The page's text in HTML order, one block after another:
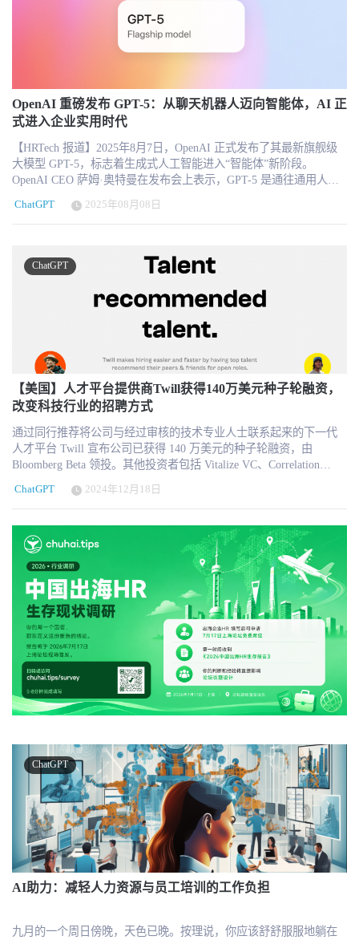
员工的就业表现明显弱于资深员工。22至25岁员工在相关职业中的
就业增长，相对于低AI暴露职业下降约13%。 这意味着AI对劳动力
市场最早产生的影响，可能不是大规模裁撤现有员工，而是减少企
行业知识和判断能力。随着这些任务被AI辅助或部分自动化，企业
可能不再需要同样数量的初级员工。 这一变化会带来一个长期的人
才供应问题。如果企业只保留需要经验和判断能力的高级岗位，却
不断削减用于培养人才的初级岗位，未来可能出现资深人才不足、
内部继任断层和管理人才供应下降。 因此，AI时代的初级岗位不应
该只是被简单取消，而需要被重新设计。企业需要让年轻员工更早
决，避免其工作长期停留在最容易自动化的任务层面。 为什么AI采
用企业反而增长得更快？ 与高AI暴露职业需求下降同时发生的，是
integrator相关岗位，识别已经开始将生成式AI整合进业务流程的企
业。研究显示，自2022年10月以来，这些AI采用企业的员工规模增
长，比未采用企业高出27%。其中，高级岗位增长31%，初级岗位增
求，同时帮助企业扩大整体业务规模。企业通过自动化重复工作、
加快产品开发、提高客户服务效率或扩大数据处理能力，可能释放
出新的业务需求，进而增加销售、产品、管理、工程和客户成功等
岗位。 换句话说，AI减少的可能是完成某项工作的单位人力需求，
而不是企业整体的增长能力。一个部门可能因为AI减少部分基础岗
位，但企业整体却因为生产率提升而进入新的市场，并增加其他岗
位。 不过，27%不能直接理解为采用AI必然会使员工规模增长
27%。Revelio Labs也明确指出，AI采用企业在正式采用AI之前通常
已经增长得更快。这些企业可能本身拥有更好的资本条件、技术能
力、管理体系和业务增长速度。因此，这一结果反映的是两类企业
之间的增长差距，而不是已经被完全证明的AI因果效应。 AI改变工
作内容的速度，可能快于改变岗位数量 Revelio Labs首期Tracker最有
价值的判断，并不是哪个岗位会消失，而是AI正在快速改变岗位内
部的工作内容。 传统劳动力市场分析通常关注职位数量、失业率、
岗位名称和职业分布。但一个岗位本身就是多项工作活动的组合。
即使企业没有取消“市场分析师”“招聘顾问”或“财务分析师”等职位，
也可以重新分配这些岗位内部的任务。 例如，一名分析师可能减少
数据录入、资料搜集、基础制表和报告初稿工作，转而增加AI结果
审核、异常判断、业务解释和管理层沟通。一名招聘人员可能减少
简历初步整理，却需要投入更多时间进行候选人验证、能力判断、
关系维护和招聘流程设计。 Revelio Labs建立的工作活动差异指数显
示，2026年6月，美国经济中按员工规模加权的工作活动组合同比变
化达到8.4个百分点。更值得关注的是，大部分变化发生在同一职业
内部，而不是因为企业从一种职业大规模转向另一种职业。 这也解
释了为什么一些基于整体就业和职业分布的研究，尚未观察到明显
间的关系，AI使用指标也没有表现出与就业或失业变化之间的明确
联系。 两项研究并不一定相互矛盾。Yale University更关注宏观就业
和职业结构是否已经发生明显变化，而Revelio Labs进一步观察岗位
内部的任务构成。宏观岗位数量可能相对稳定，但岗位内部的工作
方式已经发生快速改变。 正如Revelio Labs Chief Economist Lisa
Simon所概括的那样，AI正在自动化部分工作，但尚未自动化完整岗
位；工作内容正在快速改变，而大部分变化发生在现有职业内部。
AI也可能正在降低传统招聘信号的有效性 AI不仅改变企业招聘什么
样的人，也正在改变求职者如何参与招聘。 Tracker数据显示，企业
目前平均需要发布5.05个招聘职位，才能对应一次可观察到的外部招
续六年下降。 这一趋势早于ChatGPT出现，因此不能全部归因于生
创公司专注打造更强大的工具，而 Atheni 专注培养更优秀的 AI 用
户。” 联合创始人 Mackenzie Howe 表示，企业 AI 应用的核心瓶颈不
量化 AI 应用成效、明确价值转化路径，精准解决行业痛点：企业难
以衡量 AI 投入回报率（ROI），助力组织实现 AI 投资的可量化、
可追溯、可优化。 资本加码加速扩张，抢占 AI 赋能黄金赛道 随着
生成式 AI 技术快速普及，企业 AI 应用进入 “深水区”，但多数员工
仍停留在 AI 基础任务使用阶段，AI 生产力潜力未充分释放。Atheni
的差异化定位 ——“工具嵌入 + 能力培养 + 价值量化”，精准契合市
场需求，在快速扩张的企业 AI 赋能赛道中占据先发优势。 本轮融
资后，Atheni 将加速推进 Atheni Accelerator 平台迭代，深化与现有
态。
聘系统普遍面临的结构性问题。首先，AI招聘平台天然依赖大量外
部组件，包括模型接口、中间层工具和API调用，这使得系统不再是
传统意义上的“封闭HR系统”，而是一个高度开放的技术网络。一旦
某个环节（例如开源组件）出现漏洞，风险就会沿着调用链迅速扩
显著提高。相比传统ATS仅存储简历信息，AI平台往往整合视频面试
数据、评估标签、行为分析结果等更高价值的数据资产。这类数据
不仅敏感程度更高，而且结构更复杂，一旦泄露，其影响远超传统
用、每一次数据传输、每一个API接口，都是潜在的攻击入口。这意
味着，AI并不是简单叠加在HR系统之上，而是从根本上改变了系统
的风险结构。 HR自建AI工具：效率背后的合规与安全盲区 与
Mercor事件几乎同步发生的，是HR领域快速兴起的“自建工具”趋
在操作层面看似高效，但在法律与合规层面却存在明显风险。 最直
平台时，数据是否获得授权、是否跨境传输、是否被用于模型训
下，这种未经明确授权的数据使用，很可能已经构成违规。其次，
与候选人筛选或排序，企业需要具备解释其决策逻辑的能力，而
“vibe coding”生成的工具通常缺乏可审计性，这在法律争议中将成为
重大风险点。 更关键的是，很多HR忽略了一个根本差异：原型工具
与企业级系统之间存在本质鸿沟。一个可以快速运行的脚本，并不
等同于一个可以长期稳定、安全、合规运行的生产系统。企业级系
统必须具备安全性、稳定性、权限控制、审计能力等一整套机制，
而这些恰恰是“自建工具”最容易缺失的部分。 从工具使用者到风险
承担者：HR角色的结构性变化 这两类现象叠加后，实际上揭示了
HR职能的一个重要转变。过去，HR主要是流程与人员管理的执行
化决策，都在扩展HR的责任边界。 问题在于，大多数HR团队并未
为这种转变做好准备。缺乏对数据流的理解、不熟悉API调用逻辑、
不了解第三方工具的合规边界，使得HR在拥有更多技术能力的同
时，也暴露在更高的风险之中。这种“能力未匹配责任”的状态，使
AI在HR场景中的应用呈现出一种典型的失衡：工具能力迅速提升，
但治理能力严重滞后。 行业拐点：效率导向正在让位于治理能力 当
前HRTech行业普遍强调AI带来的效率提升，但Mercor事件以及围绕
“自建工具”的争议，正在推动行业进入一个新的阶段。未来的竞争不
再仅仅取决于谁用AI更多，而在于谁能够建立清晰的数据边界与治
理体系。企业需要回答的不只是“能否用AI提升效率”，而是“在什么
范围内使用AI是安全且合规的”。 这意味着，HRTech产品与HR团队
本身，都需要从“工具导向”转向“治理导向”。包括建立数据使用规
以及引入必要的审计与安全机制。这些能力将成为下一阶段HR数字
化转型的核心竞争力。 从风险暴露到能力建设：RAIHR正在成为行
业共识 如果说 Mercor 事件揭示的是“风险已经发生”，那么当前HR
领域更需要面对的问题是：我们是否具备管理这些风险的能力。 早
在2024年，HRTechChina 就已经开始持续呼吁行业正视这一变化，并
正式发起了“RAIHR（Responsible AI in HR）”倡议，尝试为HR在AI
时代建立一套清晰的能力框架与实践边界。该倡议的核心，并不是
讨论“是否使用AI”，而是回答一个更关键的问题：在使用AI的过程
中，HR应该承担什么责任，以及如何建立可控、可审计、可合规的
使用机制。 从实践角度看，RAIHR关注的并不是工具本身，而是三
理。这恰好对应当前HR在AI应用中最容易忽视、但风险最高的三个
OpenAI 重磅发布 GPT-5：从聊天机器人迈向智能体，AI 正
式进入企业实用时代
【HRTech 报道】2025年8月7日，OpenAI 正式发布了其最新旗舰级
大模型 GPT-5，标志着生成式人工智能进入“智能体”新阶段。
OpenAI CEO 萨姆·奥特曼在发布会上表示，GPT-5 是通往通用人工
智能（AGI）的关键一步。不同于以往注重模型规模和参数数量，
GPT-5 更侧重于架构创新与企业级能力落地，预示着 AI 正式成为企
业核心工具的一部分。 从模型到智能体：统一架构打开多场景应用
o‑series（推理模型），不仅具备对话能力，更可以像智能代理一样
执行复杂任务，包括代码生成、项目规划、调试协助和研究报告撰
写等。这一转变也意味着，企业将不再仅依赖外部插件或工具，而
是可以通过 GPT-5 实现高度自动化的工作流，开启“AI 工作伙伴”时
代。 企业级应用升级：写作、医疗、金融能力全面增强 在多个关键
行业场景中，GPT-5 展现出显著性能提升： 医疗健康场景的幻觉率
降至仅 1.6%，较 GPT-4o 的 20.6% 大幅降低； 通用对话场景幻觉率
也降至 4.8%； 可即时生成完整软件（vibe coding），实现从自然语
言到代码部署的全过程自动化； 被媒体评价为“具备博士级专家问答
能力”的 AI 助手。 这些提升让 GPT-5 在高风险行业如医疗、法律、
成。 技术亮点：即时软件与动态推理机制 GPT-5 引入了“实时路由
器（real-time router）”与“test-time compute”机制，可根据用户输入的
复杂程度动态调整推理深度与计算资源，在保证速度的同时提升响
应准确率。这使得 GPT-5 成为真正适应多任务、多需求的智能系
4.1 的 74.5%；在 GPQA Diamond（博士级科学问题测试）中取得
89.4%，领先行业同类模型。但在 Humanity’s Last Exam（跨学科能
力测试）上使用工具后的得分为 42%，略低于 xAI 的 Grok 4
Heavy（44.4%）。OpenAI 也坦言，部分代理任务与安全机制仍在持
续优化中。 用户体验升级：人格化、记忆能力双提升 个性化设定：
ChatGPT 中新增了四种人物性格设置——“Cynic（愤世者）”、
“Robot（机器人）”、“Listener（倾听者）” 和 “Nerd（学究）”，让用
户能够根据对话偏好调整风格。同时，模型更关注会话历史与用户
偏好，提升个性化与长期交互体验，助力 AI 助手真正走入日常工作
与生活。 全面开放策略，赋能开发者与企业 GPT-5 已对所有
ChatGPT 用户开放，免费用户亦可体验核心能力： Plus 用户每月
$20 可获得更高使用额度； Pro 用户每月 $200 可访问 GPT-5 Pro 模
三种规格，灵活适应不同业务需求，按 token 计费起步价为每百万输
入词元 $1.25，输出词元 $10。 对 HR 科技的深远影响 对于 HR 科技
行业而言，GPT-5 的发布意味着： 招聘流程将更加智能化，实现从
JD 编写到简历筛选、面试问题生成的全链路自动化； 合规培训、政
策解释、员工沟通等复杂任务可借助 GPT-5 实现快速生成与多语言
支持； 企业内部的 AI 助手不再是概念，而是切实可用的生产力工
具，推动 HR 数字化转型向深水区迈进。 OpenAI 用 GPT-5 展现了
生成式 AI 的另一种可能：不仅聪明，更安全、更懂业务、更可控。
这或将成为未来 HR Tech 领域，乃至所有企业级软件的核心驱动力
量。
ChatGPT 2025年08月08日
ChatGPT
【美国】人才平台提供商Twill获得140万美元种子轮融资，
改变科技行业的招聘方式
通过同行推荐将公司与经过审核的技术专业人士联系起来的下一代
人才平台 Twill 宣布公司已获得 140 万美元的种子轮融资，由
Bloomberg Beta 领投。其他投资者包括 Vitalize VC、Correlation
Ventures、Purpose Built Ventures 以及 Netflix、Meta 和 Snap 的高
管。 73%的招聘专业人士认为，缺乏合格的求职者是他们面临的最
大挑战，而LinkedIn上只有10-15%的求职者符合职位要求，在这种
情况下，Twill利用专业网络和领域专长的力量，正在超越技术招
聘。与依赖通用招聘人员的传统招聘平台不同，Twill 建立了一个由
经验丰富的技术专业人士组成的受邀社区，他们利用自己的网络为
空缺职位推荐合格的候选人。这种方法可确保招聘经理收到由行业
专家亲自担保的经过预先审查的长期候选人。 “Twill 创始人兼首席
执行官 Michelle Volberg 说："传统的招聘模式已经从根本上被打
破。“招聘经理们一直在与大量不合格的申请做斗争，但人工智能使
这一问题急剧恶化。现在，求职者可以使用 ChatGPT 生成完美的简
历，这导致大量看似合格的求职者实际上并不符合他们列出的资
历。人工智能只会让招聘市场变得更加困难。 该平台的突出之处在
于为其专家社区提供了可观的经济奖励，会员最多可获得50%的或有
搜索费用--每次成功招聘可获得5,000至25,000美元不等。这种创新模
线索，将最合格、最经过审核的求职者推到最前沿，并将他们安排
到职位上，通常可在30天或更短时间内完成，从而加快了招聘时
而且往往毫无反应。在 LinkedIn 上无视招聘人员信息的最佳候选人
下班后都会与 Twill 会员闲逛。沃尔伯格解释说："我们正在通过建
立一个由行业领袖组成的社区来解决这个问题，这些行业领袖真正
了解并能为他们推荐的人才提供担保。“我们的成员在工程、产品和
销售领域平均拥有 12 年以上的经验，为招聘过程带来了广泛的人脉
和真正的判断力，这是人工智能无法复制的。 Twill 对社区成员和候
选人推荐的严格审核流程使其与众不同。传统平台会自动将所有申
须由经过验证的社区成员推荐。然后，Twill 的团队会进行额外的筛
ChatGPT 2024年12月18日
ChatGPT
AI助力：减轻人力资源与员工培训的工作负担
九月的一个周日傍晚，天色已晚。按理说，你应该舒舒服服地躺在